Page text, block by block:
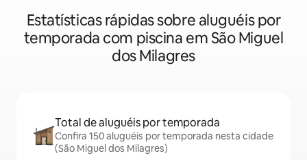
Estatísticas rápidas sobre aluguéis por
temporada com piscina em São Miguel
dos Milagres
Total de aluguéis por temporada
Confira 150 aluguéis por temporada nesta cidade
(São Miguel dos Milagres)